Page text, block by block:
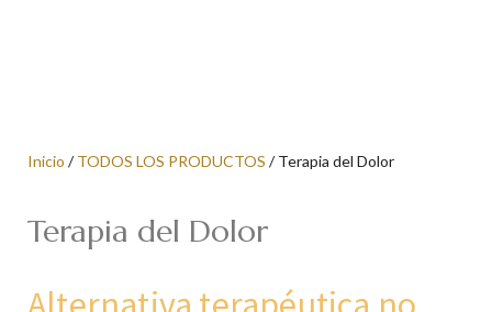
Inicio /TODOS LOS PRODUCTOS / Terapia del Dolor
Terapia del Dolor